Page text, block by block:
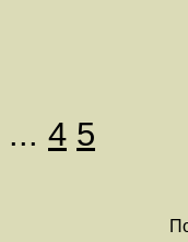
... 4 5